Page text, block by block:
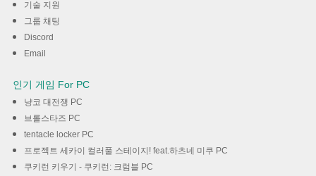
기술 지원
그룹 채팅
Discord
Email
인기 게임 For PC
냥코 대전쟁 PC
브롤스타즈 PC
tentacle locker PC
프로젝트 세카이 컬러풀 스테이지! feat.하츠네 미쿠 PC
쿠키런 키우기 - 쿠키런: 크럼블 PC